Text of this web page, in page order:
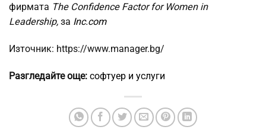
фирмата The Confidence Factor for Women in
Leadership, за Inc.com
Източник: https://www.manager.bg/
Разгледайте още: софтуер и услуги